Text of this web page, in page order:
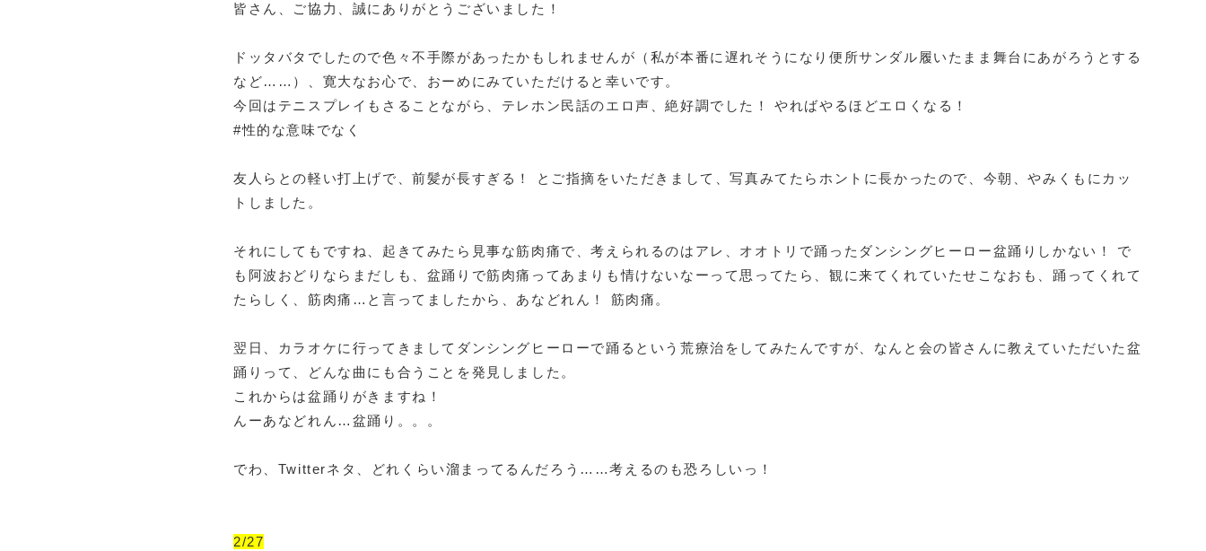
皆さん、ご協力、誠にありがとうございました！
ドッタバタでしたので色々不手際があったかもしれませんが（私が本番に遅れそうになり便所サンダル履いたまま舞台にあがろうとする
など……）、寛大なお心で、おーめにみていただけると幸いです。
今回はテニスプレイもさることながら、テレホン民話のエロ声、絶好調でした！ やればやるほどエロくなる！
#性的な意味でなく
友人らとの軽い打上げで、前髪が長すぎる！ とご指摘をいただきまして、写真みてたらホントに長かったので、今朝、やみくもにカッ
トしました。
それにしてもですね、起きてみたら見事な筋肉痛で、考えられるのはアレ、オオトリで踊ったダンシングヒーロー盆踊りしかない！ で
も阿波おどりならまだしも、盆踊りで筋肉痛ってあまりも情けないなーって思ってたら、観に来てくれていたせこなおも、踊ってくれて
たらしく、筋肉痛…と言ってましたから、あなどれん！ 筋肉痛。
翌日、カラオケに行ってきましてダンシングヒーローで踊るという荒療治をしてみたんですが、なんと会の皆さんに教えていただいた盆
踊りって、どんな曲にも合うことを発見しました。
これからは盆踊りがきますね！
んーあなどれん…盆踊り。。。
でわ、Twitterネタ、どれくらい溜まってるんだろう……考えるのも恐ろしいっ！
2/27